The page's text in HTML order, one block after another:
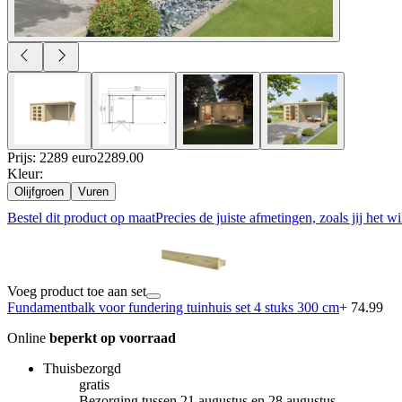
Prijs: 2289 euro2289.00
Kleur:
Olijfgroen Vuren
Bestel dit product op maatPrecies de juiste afmetingen, zoals jij het
Voeg product toe aan set
Fundamentbalk voor fundering tuinhuis set 4 stuks 300 cm+ 74.99
Online beperkt op voorraad
Thuisbezorgd
gratis